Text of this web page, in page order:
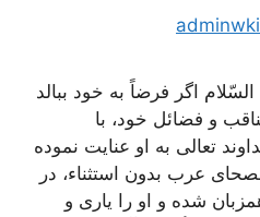
السّلام‌ اگر فرضاً به‌ خود ببالد
و فضائل‌ خود، با
تعالی به‌ او عنایت‌ نموده‌
عرب‌ بدون‌ استثناء، در
شده‌ و او را یاری و